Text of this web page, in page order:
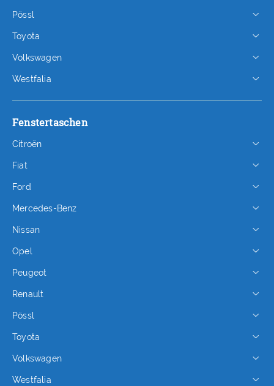
Pössl
Toyota
Volkswagen
Westfalia
Fenstertaschen
Citroën
Fiat
Ford
Mercedes-Benz
Nissan
Opel
Peugeot
Renault
Pössl
Toyota
Volkswagen
Westfalia